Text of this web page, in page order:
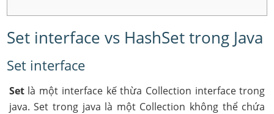
Set interface vs HashSet trong Java
Set interface
Setlà một interface kế thừa Collection interface trong
java. Set trong java là một Collection không thể chứa